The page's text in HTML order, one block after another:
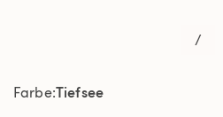
/
FarbeTiefsee